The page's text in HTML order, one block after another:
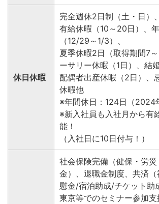
休日休暇
完全週休2日制（土・日）
有給休暇（10～20日）、
（12/29～1/3）、
夏季休暇2日（取得期間7
ーサリー休暇（1日）、結
配偶者出産休暇（2日）、
休暇他
※年間休日：124日（2024
※新入社員も入社月から有
能！
（入社日に10日付与！）
社会保険完備（健保・労
金）、退職金制度、共済
慰金/宿泊助成/チケット助
東京等でのセミナー参加